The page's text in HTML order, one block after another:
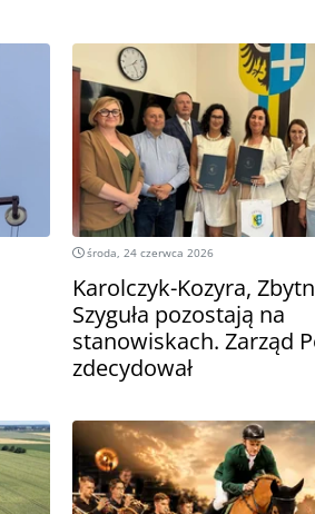
środa, 24 czerwca 2026
Karolczyk-Kozyra,
Szyguła pozostają na
stanowiskach. Zarząd
zdecydował